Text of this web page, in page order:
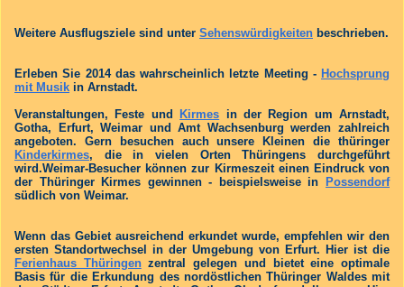
Weitere Ausflugsziele sind unter Sehenswürdigkeiten beschrieben.
Erleben Sie 2014 das wahrscheinlich letzte Meeting - Hochsprung
mit Musik in Arnstadt.
Veranstaltungen, Feste und
Kirmes in der Region um Arnstadt,
Gotha, Erfurt, Weimar und Amt Wachsenburg werden zahlreich
angeboten. Gern besuchen auch unsere Kleinen die thüringer
Kinderkirmes, die in vielen Orten Thüringens durchgeführt
wird.Weimar-Besucher können zur Kirmeszeit einen Eindruck von
der Thüringer Kirmes gewinnen - beispielsweise in
Possendorf
südlich von Weimar.
Wenn das Gebiet ausreichend erkundet wurde, empfehlen wir den
ersten Standortwechsel in der Umgebung von Erfurt. Hier ist die
Ferienhaus Thüringenzentral gelegen und bietet eine optimale
Basis für die Erkundung des nordöstlichen Thüringer Waldes mit